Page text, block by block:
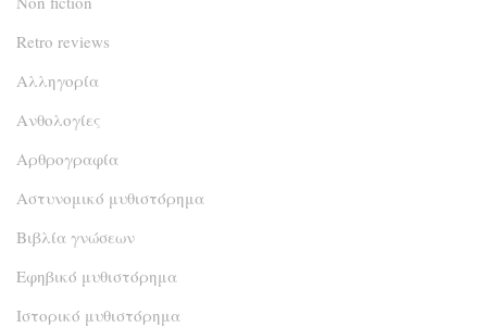
Retro reviews
Αλληγορία
Ανθολογίες
Αρθρογραφία
Αστυνομικό μυθιστόρημα
Βιβλία γνώσεων
Εφηβικό μυθιστόρημα
Ιστορικό μυθιστόρημα